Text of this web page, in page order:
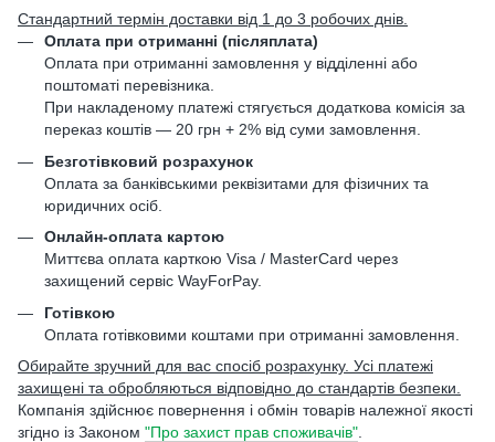
Стандартний термін доставки від 1 до 3 робочих днів.
Оплата при отриманні (післяплата)
Оплата при отриманні замовлення у відділенні або
поштоматі перевізника.
При накладеному платежі стягується додаткова комісія за
переказ коштів — 20 грн + 2% від суми замовлення.
Безготівковий розрахунок
Оплата за банківськими реквізитами для фізичних та
юридичних осіб.
Онлайн-оплата картою
Миттєва оплата карткою Visa / MasterCard через
захищений сервіс WayForPay.
Готівкою
Оплата готівковими коштами при отриманні замовлення.
Обирайте зручний для вас спосіб розрахунку. Усі платежі
захищені та обробляються відповідно до стандартів безпеки.
Компанія здійснює повернення і обмін товарів належної якості
згідно із Законом "Про захист прав споживачів"